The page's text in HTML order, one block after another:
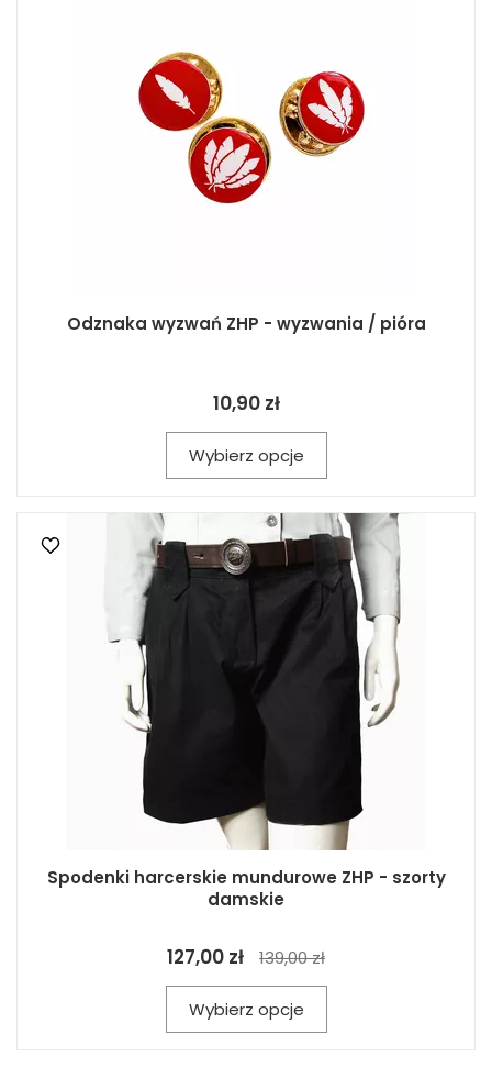
Odznaka wyzwań ZHP - wyzwania / pióra
10,90 zł
Wybierz opcje
Spodenki harcerskie mundurowe ZHP - szorty
damskie
127,00 zł 139,00 zł
Wybierz opcje